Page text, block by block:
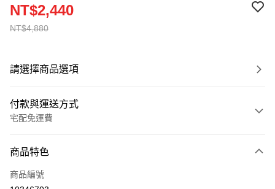
NT$4,880
NT$2,440
請選擇商品選項
付款與運送方式
宅配免運費
信用卡一次付款
LINE Pay
商品特色
商品編號